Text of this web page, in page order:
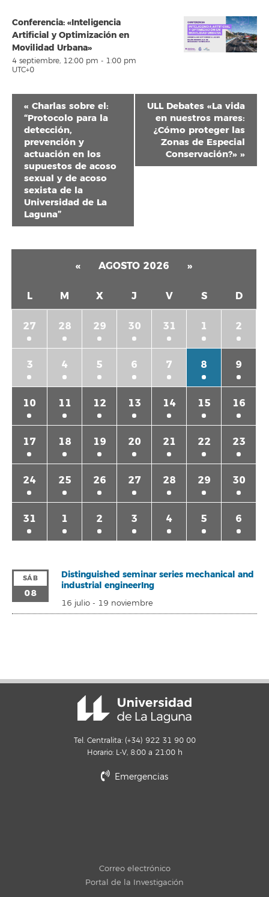
Conferencia: «Inteligencia
Artificial y Optimización en
Movilidad Urbana»
4 septiembre, 12:00 pm - 1:00 pm
UTC+0
Navegación
del
Evento
« Charlas sobre el:
“Protocolo para la
detección,
prevención y
actuación en los
supuestos de acoso
sexual y de acoso
sexista de la
Universidad de La
Laguna”
ULL Debates «La vida
en nuestros mares:
¿Cómo proteger las
Zonas de Especial
Conservación?» »
« AGOSTO 2026 »
L M X J V S D
27 28 29 30 31 1 2
3 4 5 6 7 8 9
10 11 12 13 14 15 16
17 18 19 20 21 22 23
24 25 26 27 28 29 30
31 1 2 3 4 5 6
SÁB
08
Distinguished seminar series mechanical and
industrial engineerIng
16 julio- 19 noviembre
Tel. Centralita: (+34) 922 31 90 00
Horario: L-V, 8:00 a 21:00 h
Emergencias
Correo electrónico
Portal de la Investigación